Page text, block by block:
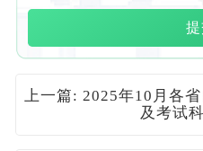
提
上一篇: 2025年10月各
及考试